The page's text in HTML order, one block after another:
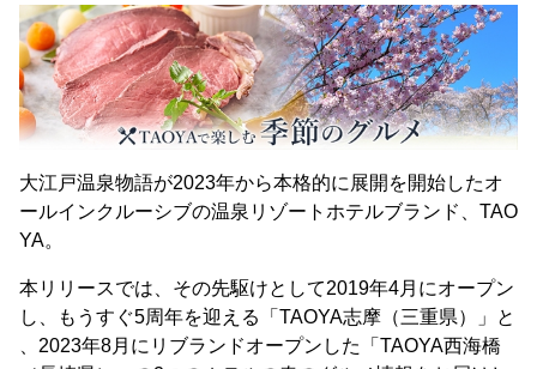
大江戸温泉物語が2023年から本格的に展開を開始したオ
ールインクルーシブの温泉リゾートホテルブランド、TAO
YA。
本リリースでは、その先駆けとして2019年4月にオープン
し、もうすぐ5周年を迎える「TAOYA志摩（三重県）」と
、2023年8月にリブランドオープンした「TAOYA西海橋